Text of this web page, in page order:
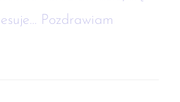
Pozdrawiam